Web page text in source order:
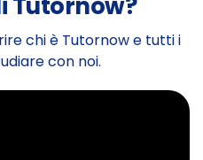
Tutornow?
chi è Tutornow e tutti i
con noi.